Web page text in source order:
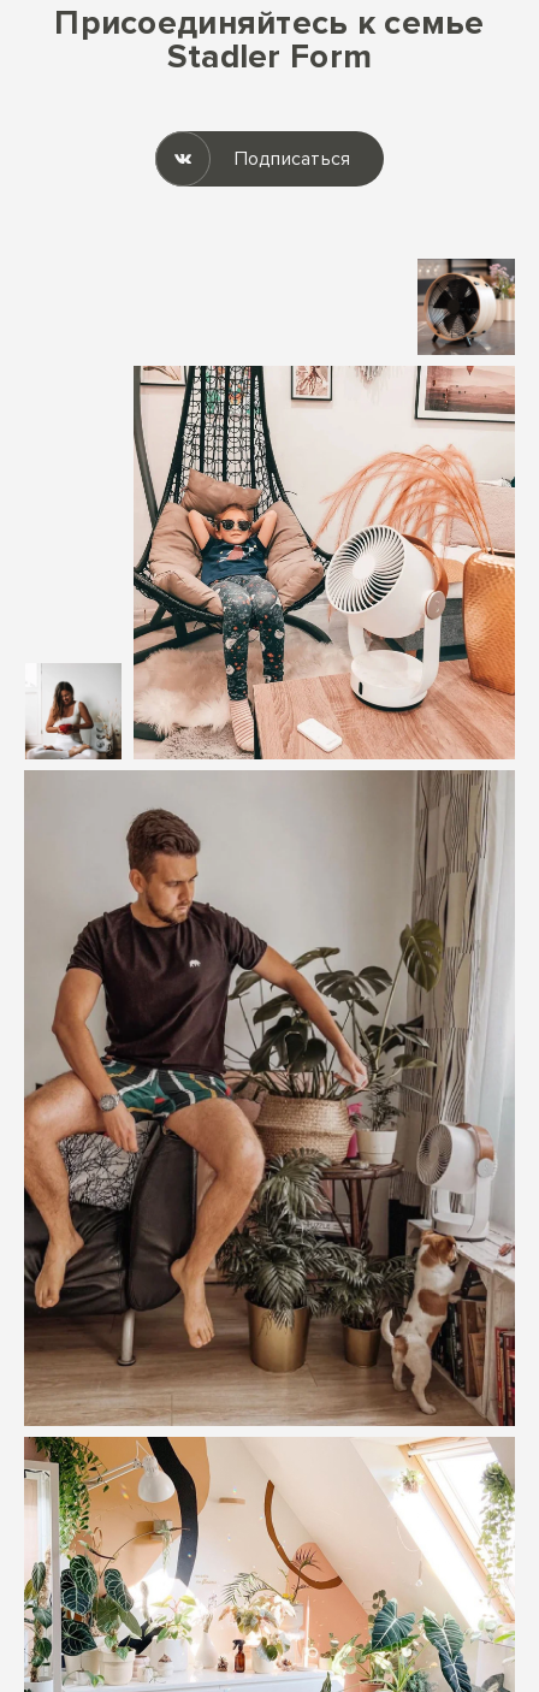
Присоединяйтесь к семье
Stadler Form
Подписаться